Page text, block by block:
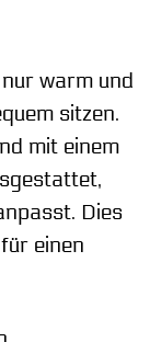
warm und
sitzen.
mit einem
Dies
einen